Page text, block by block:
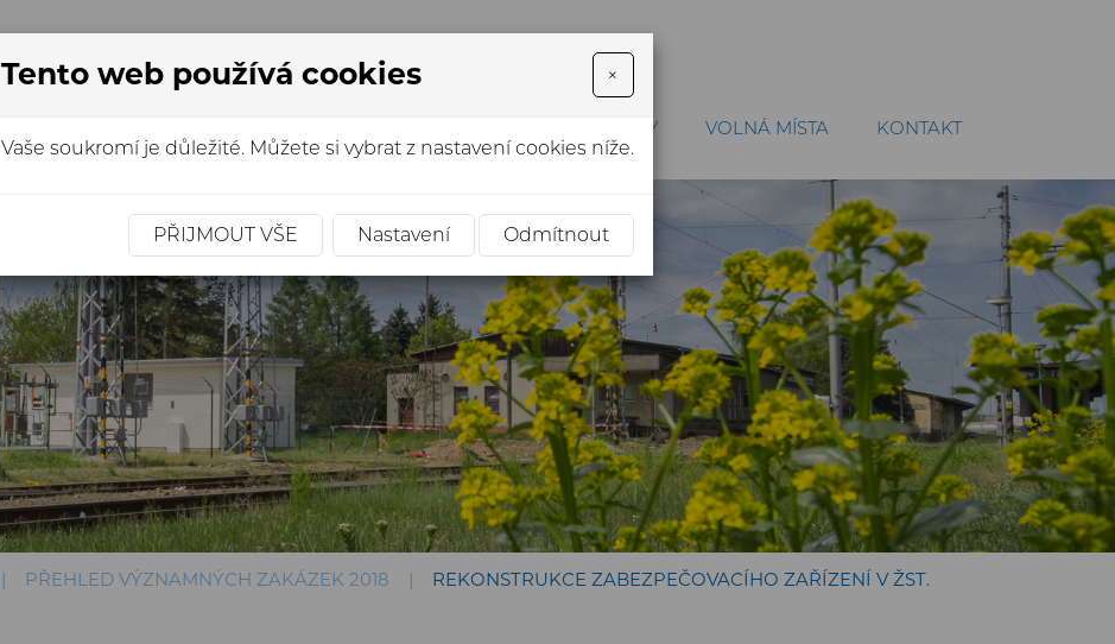
AKTUALITY VOLNÁ MÍSTA KONTAKT
PŘEHLED VÝZNAMNÝCH ZAKÁZEK 2018
REKONSTRUKCE ZABEZPEČOVACÍHO ZAŘÍZENÍ V ŽST.
Tento web používá cookies ×
Vaše soukromí je důležité. Můžete si vybrat z nastavení cookies níže.
PŘIJMOUT VŠE Nastavení Odmítnout